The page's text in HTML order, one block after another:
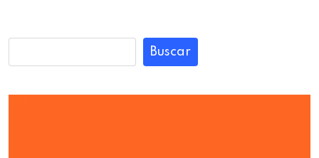
Buscar